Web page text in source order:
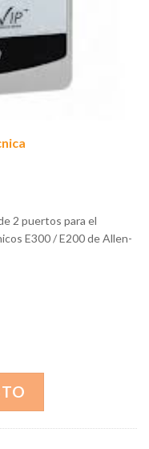
2 puertos para el
E300 / E200 de Allen-